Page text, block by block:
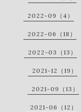
2022-09（4）
2022-06（18）
2022-03（13）
2021-12（19）
2021-09（13）
2021-06（12）